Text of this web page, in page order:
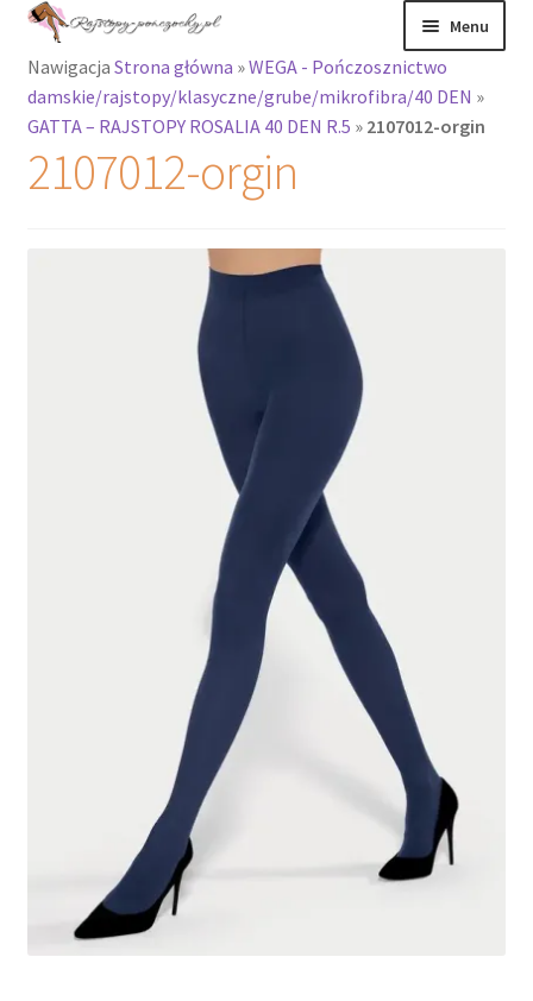
Przejdź
nawigacji
Przejdź
treści
Menu
Rajstopy
Rozwiń
menu
potomne
Nawigacja Strona główna »WEGA - Pończosznictwo
damskie/rajstopy/klasyczne/grube/mikrofibra/40 DEN »
GATTA – RAJSTOPY ROSALIA 40 DEN R.5 » 2107012-orgin
2107012-orgin